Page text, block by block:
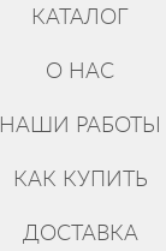
КАТАЛОГ
О НАС
НАШИ РАБОТЫ
КАК КУПИТЬ
ДОСТАВКА